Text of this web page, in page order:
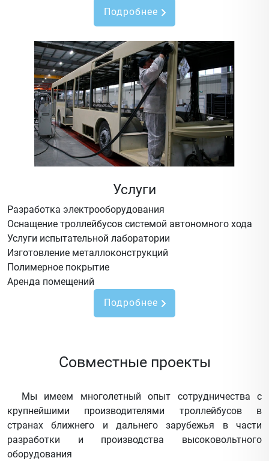
Подробнее
Услуги
Разработка электрооборудования
Оснащение троллейбусов системой автономного хода
Услуги испытательной лаборатории
Изготовление металлоконструкций
Полимерное покрытие
Аренда помещений
Подробнее
Совместные проекты
Мы имеем многолетный опыт сотрудничества с
крупнейшими производителями троллейбусов в
странах ближнего и дальнего зарубежья в части
разработки и производства высоковольтного
оборудования